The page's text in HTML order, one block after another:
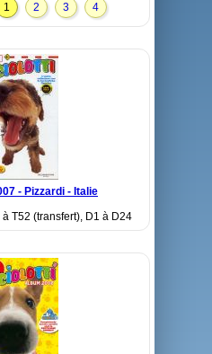
1 2 3 4
- Pizzardi - Italie
T52 (transfert), D1 à D24